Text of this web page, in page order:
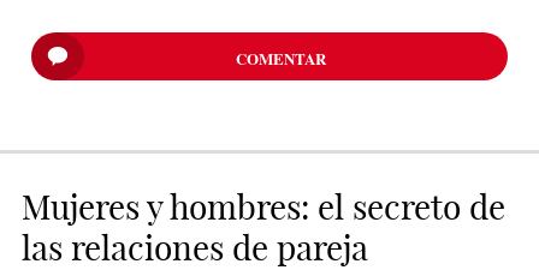
COMENTAR
Mujeres y hombres: el secreto de
las relaciones de pareja